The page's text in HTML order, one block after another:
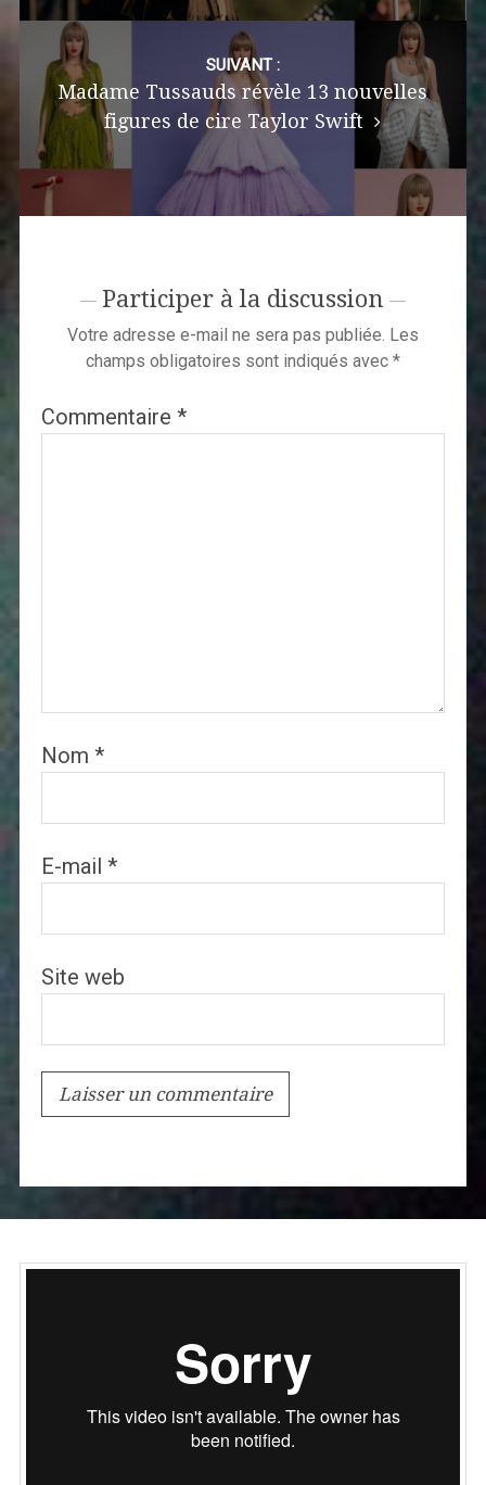
SUIVANT :
Madame Tussauds révèle 13 nouvelles
figures de cire Taylor Swift
Participer à la discussion
Votre adresse e-mail ne sera pas publiée. Les
champs obligatoires sont indiqués avec *
Commentaire *
Nom *
E-mail *
Site web